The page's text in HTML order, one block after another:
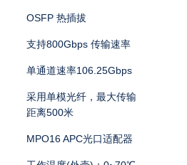
OSFP 热插拔
支持800Gbps 传输速率
单通道速率106.25Gbps
采用单模光纤，最大传输
距离500米
MPO16 APC光口适配器